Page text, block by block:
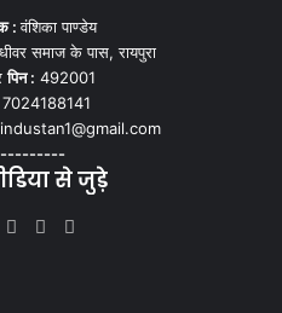
:वंशिका पाण्डेय
समाज के पास, रायपुरा
पिन : 492001
7024188141
से जुड़े
X YouTubeInstagram